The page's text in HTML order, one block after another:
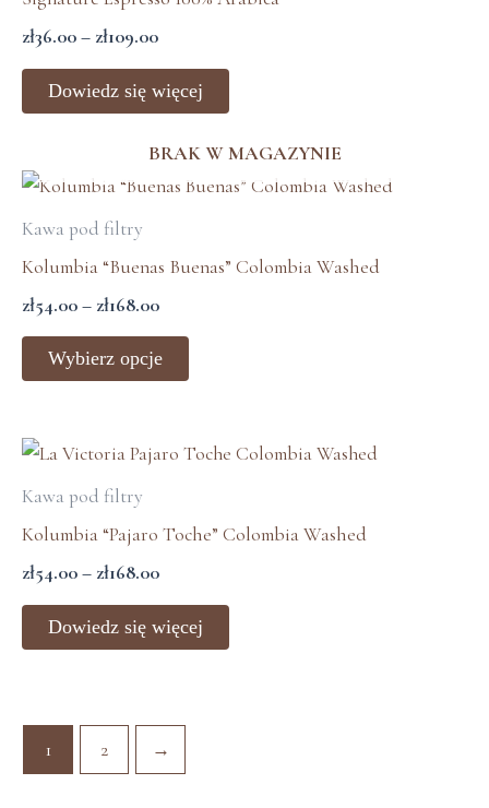
zł36.00– zł109.00zł109.00
Dowiedz się więcej
BRAK W MAGAZYNIE
Kawa pod filtry
Kolumbia “Buenas Buenas” Colombia Washed
zł54.00– zł168.00
Zakres
zł54.00
zł168.00
Wybierz opcje
Ten
wiele
Opcje
można
Kawa pod filtry
Kolumbia “Pajaro Toche” Colombia Washed
zł54.00– zł168.00
Zakres
zł54.00
zł168.00
Dowiedz się więcej
1 2 →